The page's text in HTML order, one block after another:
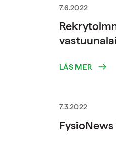
7.6.2022
LÄS MER
7.3.2022